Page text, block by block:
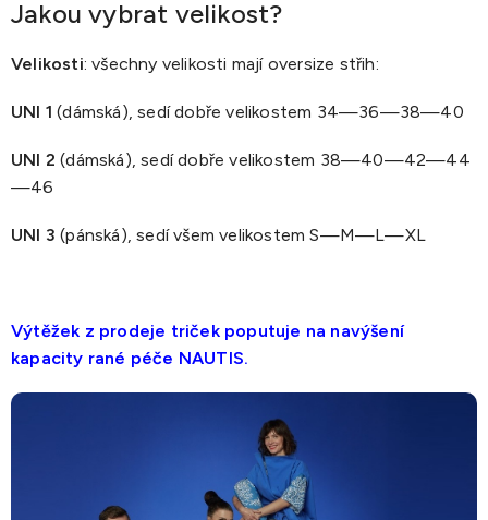
Jakou vybrat velikost?
Velikosti: všechny velikosti mají oversize střih:
UNI 1 (dámská), sedí dobře velikostem 34—36—38—40
UNI 2 (dámská), sedí dobře velikostem 38—40—42—44
—46
UNI 3 (pánská), sedí všem velikostem S—M—L—XL
Výtěžek z prodeje triček poputuje na navýšení
kapacity rané péče NAUTIS.